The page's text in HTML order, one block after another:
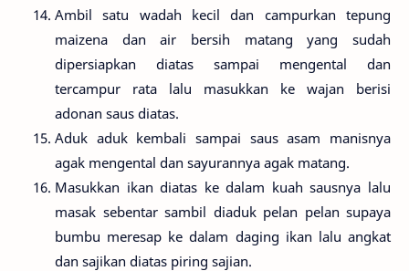
Ambil satu wadah kecil dan campurkan tepung
maizena dan air bersih matang yang sudah
dipersiapkan diatas sampai mengental dan
tercampur rata lalu masukkan ke wajan berisi
adonan saus diatas.
Aduk aduk kembali sampai saus asam manisnya
agak mengental dan sayurannya agak matang.
Masukkan ikan diatas ke dalam kuah sausnya lalu
masak sebentar sambil diaduk pelan pelan supaya
bumbu meresap ke dalam daging ikan lalu angkat
dan sajikan diatas piring sajian.